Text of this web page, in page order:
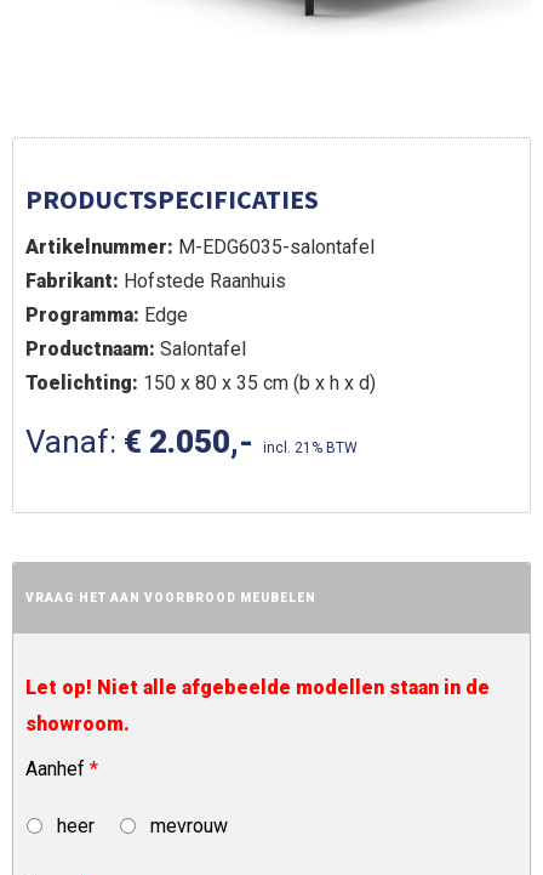
PRODUCTSPECIFICATIES
Artikelnummer: M-EDG6035-salontafel
Fabrikant: Hofstede Raanhuis
Programma: Edge
Productnaam: Salontafel
Toelichting: 150 x 80 x 35 cm (b x h x d)
Vanaf: € 2.050,- incl. 21% BTW
VRAAG HET AAN VOORBROOD MEUBELEN
Let op! Niet alle afgebeelde modellen staan in de
showroom.
Aanhef *
heer mevrouw